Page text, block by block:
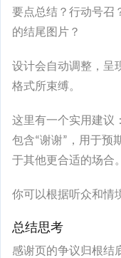
要点总结？行动号召
的结尾图片？
设计会自动调整，呈
格式所束缚。
这里有一个实用建议
包含“谢谢”，用于预
于其他更合适的场合。
你可以根据听众和情
总结思考
感谢页的争议归根结